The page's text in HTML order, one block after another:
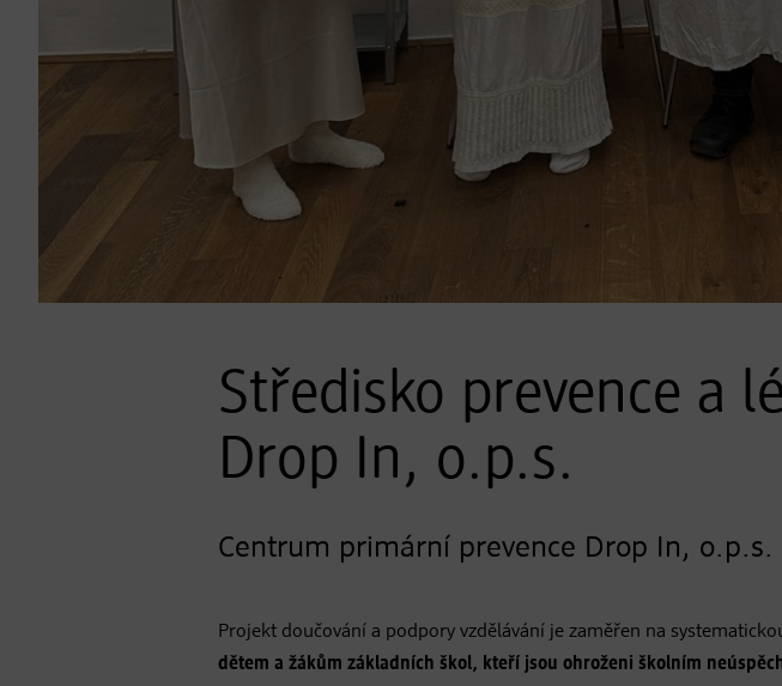
Středisko prevence a
Drop In, o.p.s.
Centrum primární prevence Drop In, o.p.s.
Projekt doučování a podpory vzdělávání je zaměřen na
dětem a žákům základních škol, kteří jsou ohroženi školním